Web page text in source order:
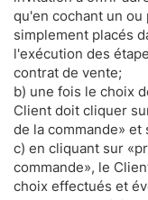
qu'en cochant un
simplement placés
l'exécution des
contrat de vente;
b) une fois le choix
Client doit cliquer
de la commande»
c) en cliquant sur
commande», le
choix effectués et